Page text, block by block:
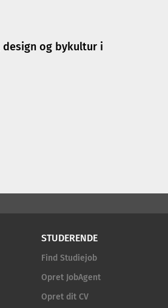
og bykultur i
STUDERENDE
Find Studiejob
Opret JobAgent
Opret dit CV